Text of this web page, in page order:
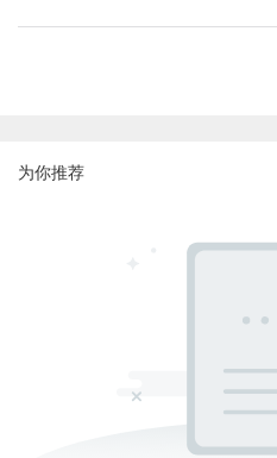
为你推荐